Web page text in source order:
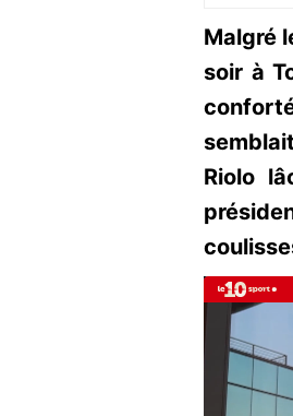
Malgré
soir à
Riolo